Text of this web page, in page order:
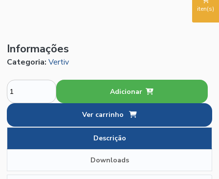
iten(s)
Informações
Categoria: Vertiv
Adicionar
Ver carrinho
Descrição
Downloads